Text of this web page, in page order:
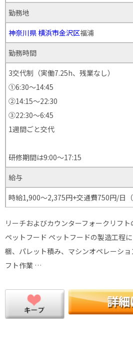
勤務地
神奈川県横浜市金沢区福浦
勤務時間
3交代制（実働7.25h、残業なし）
①6:30～14:45
②14:15～22:30
③22:30～6:45
1週間ごと交代
研修期間は9:00～17:15
給与
時給1,900～2,375円+交通費750円/日（
リーチおよびカウンターフォークリフ
ペットフード ペットフードの製造工程
梱、パレット積み、マシンオペレーシ
フト作業 …